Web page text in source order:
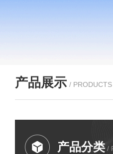
产品展示 /
产品分类 /